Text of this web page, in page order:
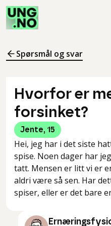
Spørsmål og svar
Hvorfor er
forsinket?
Jente, 15
Hei, jeg har i det siste
spise. Noen dager har
tatt. Mensen er litt vi er
aldri være så sen. Har
spiser, eller er det bare